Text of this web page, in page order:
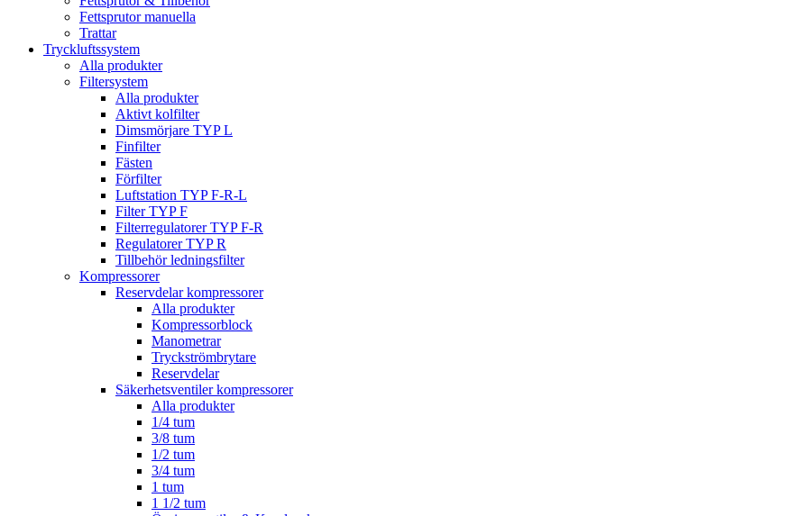
Fettsprutor manuella
Trattar
Tryckluftssystem
Alla produkter
Filtersystem
Alla produkter
Aktivt kolfilter
Dimsmörjare TYP L
Finfilter
Fästen
Förfilter
Luftstation TYP F-R-L
Filter TYP F
Filterregulatorer TYP F-R
Regulatorer TYP R
Tillbehör ledningsfilter
Kompressorer
Reservdelar kompressorer
Alla produkter
Kompressorblock
Manometrar
Tryckströmbrytare
Reservdelar
Säkerhetsventiler kompressorer
Alla produkter
1/4 tum
3/8 tum
1/2 tum
3/4 tum
1 tum
1 1/2 tum